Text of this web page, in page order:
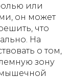
или
он может
что
На
о том,
зону
мышечной